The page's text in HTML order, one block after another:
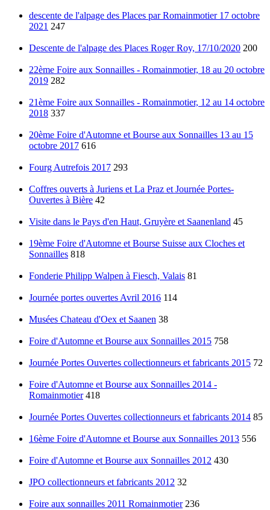
descente de l'alpage des Places par Romainmotier 17 octobre
2021 247
Descente de l'alpage des Places Roger Roy, 17/10/2020 200
22ème Foire aux Sonnailles - Romainmotier, 18 au 20 octobre
2019 282
21ème Foire aux Sonnailles - Romainmotier, 12 au 14 octobre
2018 337
20ème Foire d'Automne et Bourse aux Sonnailles 13 au 15
octobre 2017 616
Fourg Autrefois 2017 293
Coffres ouverts à Juriens et La Praz et Journée Portes-
Ouvertes à Bière 42
Visite dans le Pays d'en Haut, Gruyère et Saanenland 45
19ème Foire d'Automne et Bourse Suisse aux Cloches et
Sonnailles 818
Fonderie Philipp Walpen à Fiesch, Valais 81
Journée portes ouvertes Avril 2016 114
Musées Chateau d'Oex et Saanen 38
Foire d'Automne et Bourse aux Sonnailles 2015 758
Journée Portes Ouvertes collectionneurs et fabricants 2015 72
Foire d'Automne et Bourse aux Sonnailles 2014 -
Romainmotier 418
Journée Portes Ouvertes collectionneurs et fabricants 2014 85
16ème Foire d'Automne et Bourse aux Sonnailles 2013 556
Foire d'Automne et Bourse aux Sonnailles 2012 430
JPO collectionneurs et fabricants 2012 32
Foire aux sonnailles 2011 Romainmotier 236